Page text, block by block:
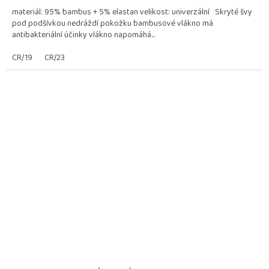
z
5
hvězdiček.
materiál: 95% bambus + 5% elastan velikost: univerzální Skryté švy
pod podšívkou nedráždí pokožku bambusové vlákno má
antibakteriální účinky vlákno napomáhá...
CR/19
CR/23